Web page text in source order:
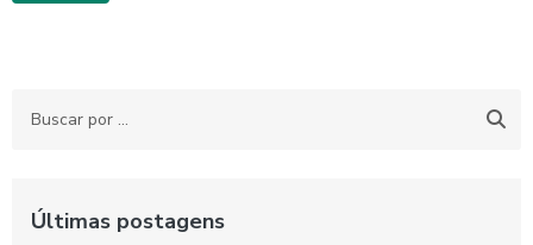
Últimas postagens